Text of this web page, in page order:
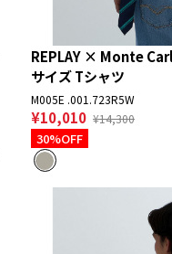
REPLAY × Monte
サイズ Tシャツ
M005E .001.723R5W
¥10,010 ¥14,300
30%OFF